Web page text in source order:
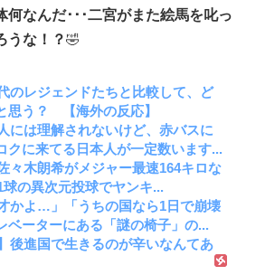
何なんだ･･･二宮がまた絵馬を叱っ
うな！？🤣
のレジェンドたちと比較して、ど
思う？ 【海外の反応】
には理解されないけど、赤バスに
クに来てる日本人が一定数います...
々木朗希がメジャー最速164キロな
球の異次元投球でヤンキ...
かよ…」「うちの国なら1日で崩壊
ベーターにある「謎の椅子」の...
後進国で生きるのが辛いなんてあ